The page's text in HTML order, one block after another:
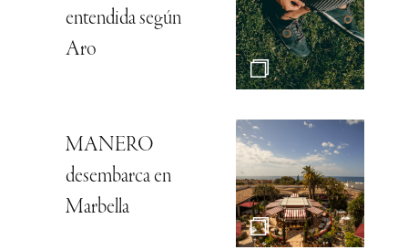
entendida según
Aro
MANERO
desembarca en
Marbella